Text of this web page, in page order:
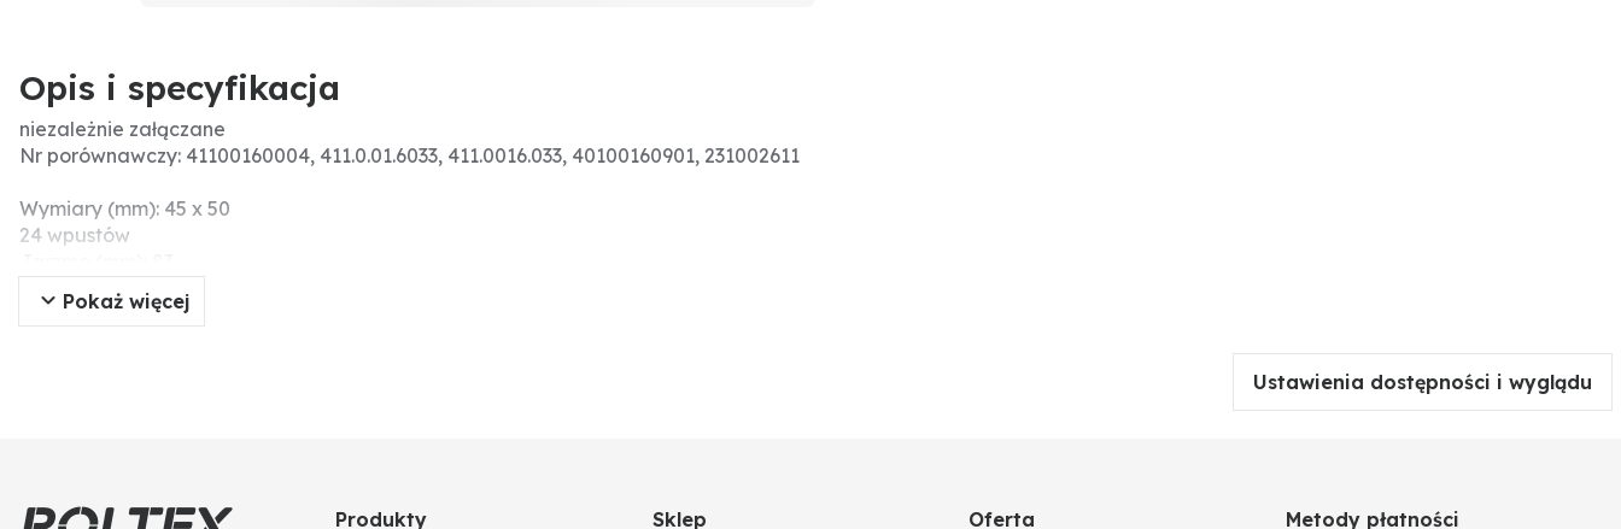
Opis i specyfikacja
niezależnie załączane
Nr porównawczy: 41100160004, 411.0.01.6033, 411.0016.033, 40100160901, 231002611
Wymiary (mm): 45 x 50
24 wpustów
Wymiar koła zamachowego (mm): 2 (erhöht)
Pokaż więcej
Ustawienia dostępności i wyglądu
Produkty Sklep Oferta Metody płatności